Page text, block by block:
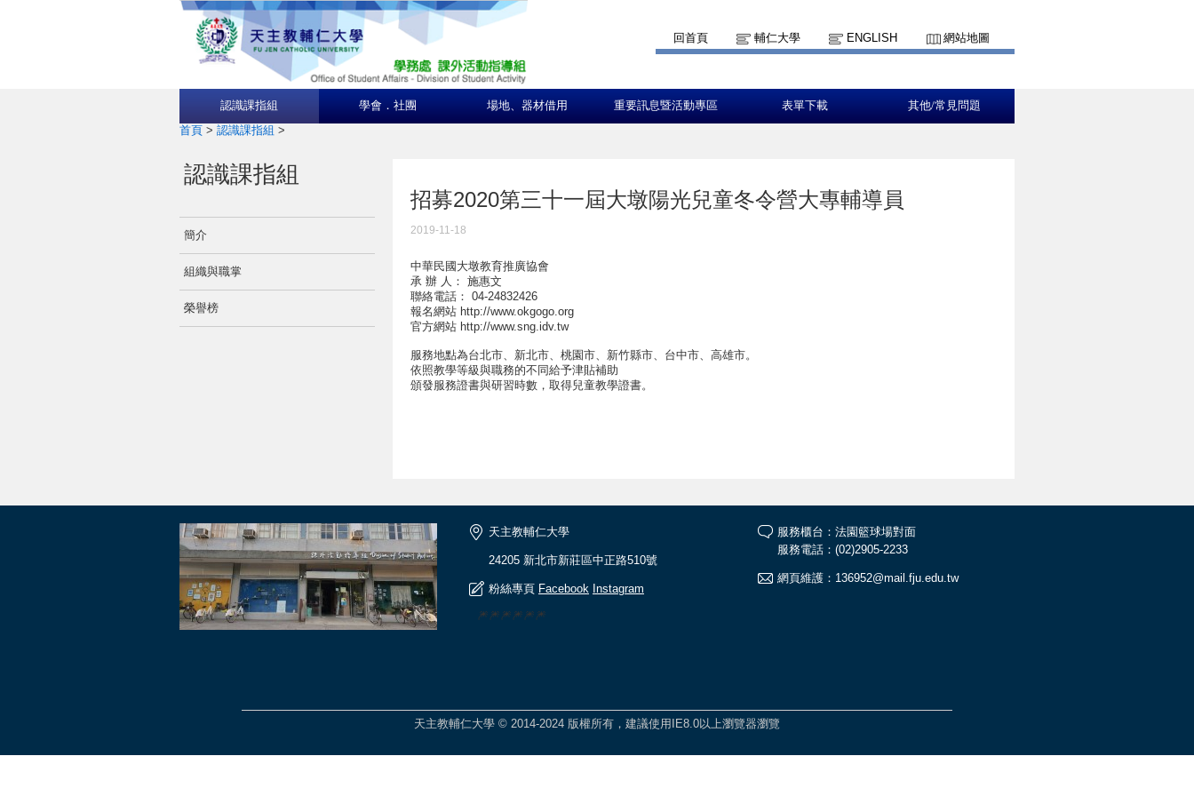
回首頁 輔仁大學 ENGLISH 網站地圖
認識課指組 學會．社團 場地、器材借用 重要訊息暨活動專區 表單下載 其他/常見問題
首頁 > 認識課指組 >
認識課指組
簡介
組織與職掌
榮譽榜
招募2020第三十一屆大墩陽光兒童冬令營大專輔導員
2019-11-18
中華民國大墩教育推廣協會
承 辦 人： 施惠文
聯絡電話： 04-24832426
報名網站 http://www.okgogo.org
官方網站 http://www.sng.idv.tw
服務地點為台北市、新北市、桃園市、新竹縣市、台中市、高雄市。
依照教學等級與職務的不同給予津貼補助
頒發服務證書與研習時數，取得兒童教學證書。
天主教輔仁大學
24205 新北市新莊區中正路510號
粉絲專頁 Facebook Instagram
🎆🎆🎆🎆🎆🎆
服務櫃台：法園籃球場對面
服務電話：(02)2905-2233
網頁維護：136952@mail.fju.edu.tw
天主教輔仁大學 © 2014-2024 版權所有，建議使用IE8.0以上瀏覽器瀏覽